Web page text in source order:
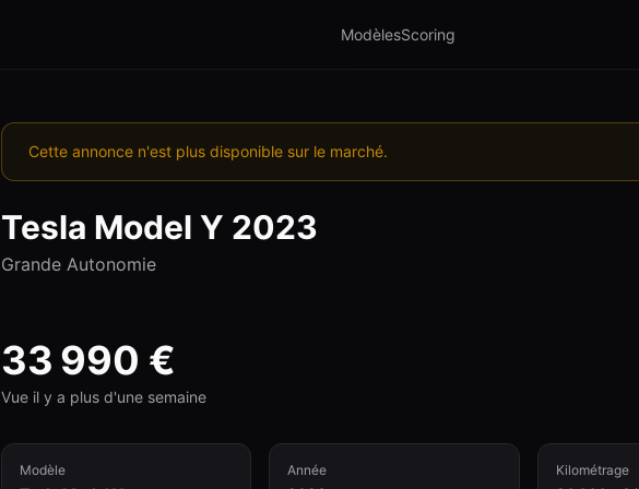
ModèlesScoring
Cette annonce n'est plus disponible sur le marché.
Tesla Model Y 2023
Grande Autonomie
33 990 €
Vue il y a plus d'une semaine
Modèle Année Kilométrage